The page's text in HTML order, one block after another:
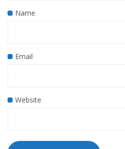
Name
Email
Website